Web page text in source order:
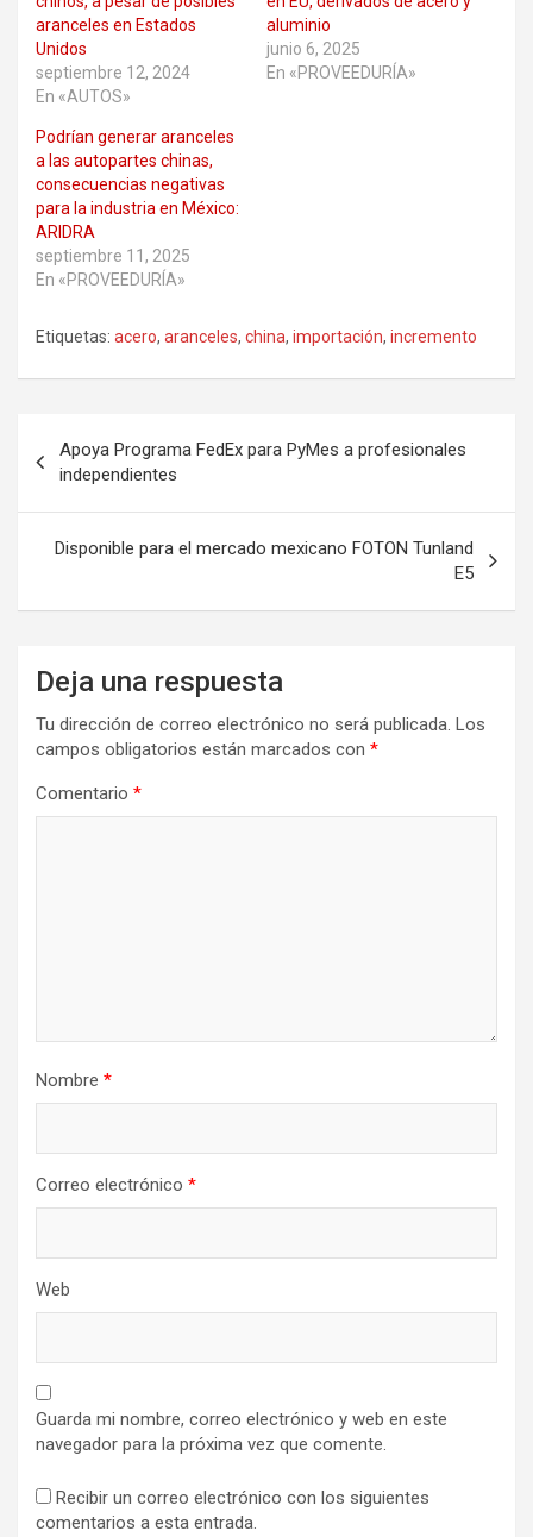
aranceles en Estados
Unidos
septiembre 12, 2024
En «AUTOS»
aluminio
junio 6, 2025
En «PROVEEDURÍA»
Podrían generar aranceles
a las autopartes chinas,
consecuencias negativas
para la industria en México:
ARIDRA
septiembre 11, 2025
En «PROVEEDURÍA»
Etiquetas: acero, aranceles, china, importación, incremento
de
entradas
Apoya Programa FedEx para PyMes a profesionales
independientes
Disponible para el mercado mexicano FOTON Tunland
E5
Deja una respuesta
Tu dirección de correo electrónico no será publicada. Los
campos obligatorios están marcados con *
Comentario *
Nombre *
Correo electrónico *
Web
Guarda mi nombre, correo electrónico y web en este
navegador para la próxima vez que comente.
Recibir un correo electrónico con los siguientes
comentarios a esta entrada.